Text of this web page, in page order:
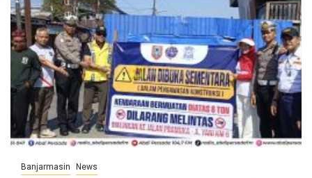
Banjarmasin News